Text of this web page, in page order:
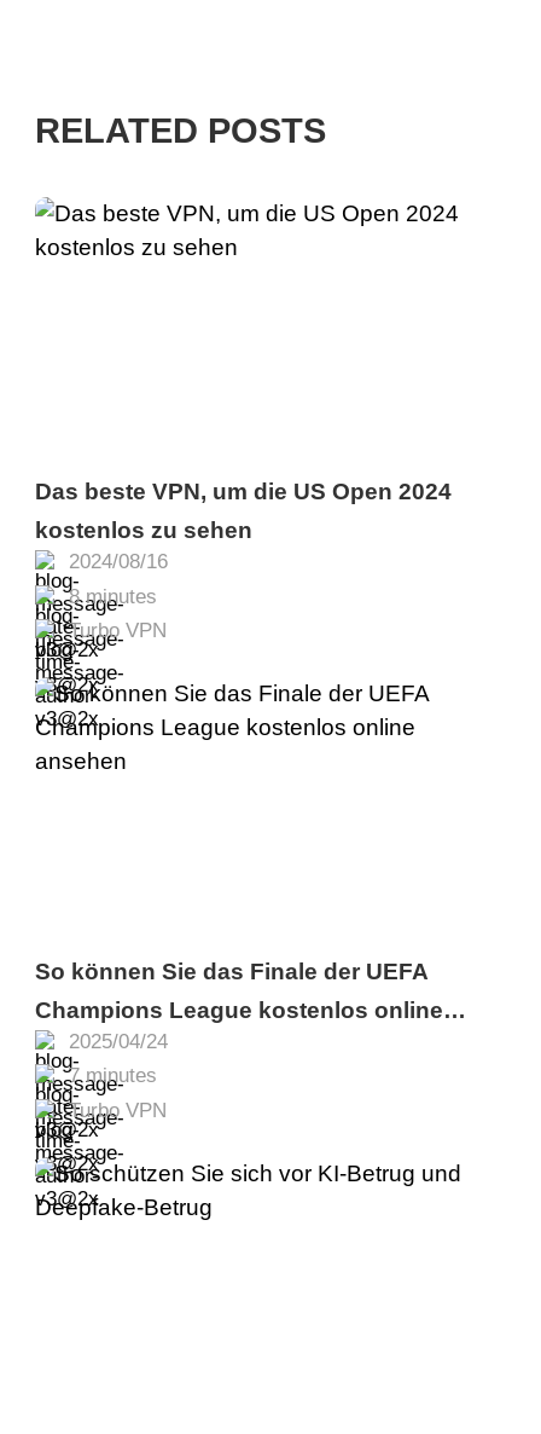
RELATED POSTS
2024/08/16
8 minutes
Turbo VPN
Das beste VPN, um die US Open 2024
kostenlos zu sehen
2025/04/24
7 minutes
Turbo VPN
So können Sie das Finale der UEFA
Champions League kostenlos online
ansehen